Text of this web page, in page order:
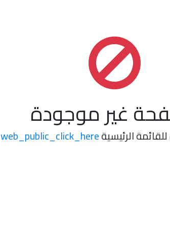
غير موجودة
الرئيسيةweb_public_click_here